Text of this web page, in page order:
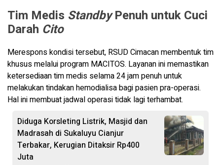
Tim Medis StandbyPenuh untuk Cuci
Darah Cito
Merespons kondisi tersebut, RSUD Cimacan membentuk tim
khusus melalui program MACITOS. Layanan ini memastikan
ketersediaan tim medis selama 24 jam penuh untuk
melakukan tindakan hemodialisa bagi pasien pra-operasi.
Hal ini membuat jadwal operasi tidak lagi terhambat.
Diduga Korsleting Listrik, Masjid dan
Madrasah di Sukaluyu Cianjur
Terbakar, Kerugian Ditaksir Rp400
Juta